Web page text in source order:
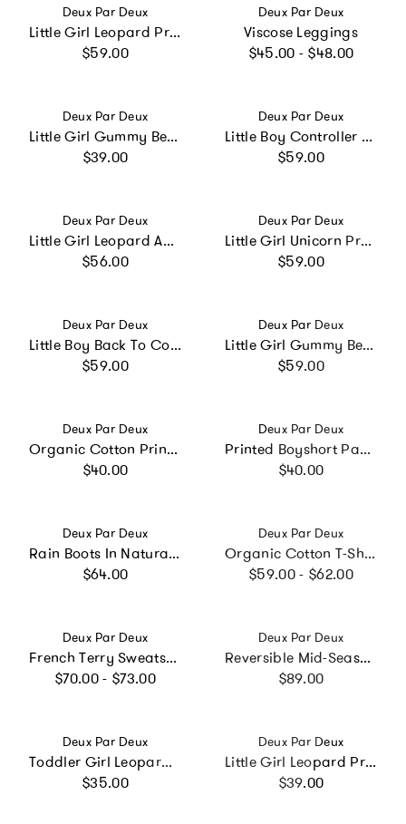
Vendor:
Deux Par Deux
Little Girl Leopard Practical Spacious Durable Backpack
Regular price
$59.00
Vendor:
Deux Par Deux
Viscose Leggings
Regular price
$45.00 - $48.00
Vendor:
Deux Par Deux
Little Girl Gummy Bears Whimsical Durable Everyday Lunch Box
Regular price
$39.00
Vendor:
Deux Par Deux
Little Boy Controller Durable Spacious Functional Backpack
Regular price
$59.00
Vendor:
Deux Par Deux
Little Girl Leopard Adorable Compact Functional Spacious Backpack
Regular price
$56.00
Vendor:
Deux Par Deux
Little Girl Unicorn Practical Multi-Compartment Backpack
Regular price
$59.00
Vendor:
Deux Par Deux
Little Boy Back To Cool Lightweight Spacious Backpack
Regular price
$59.00
Vendor:
Deux Par Deux
Little Girl Gummy Bears Practical Spacious Durable Backpack
Regular price
$59.00
Vendor:
Deux Par Deux
Organic Cotton Printed Boxers Pack Of 3
Regular price
$40.00
Vendor:
Deux Par Deux
Printed Boyshort Panties (Pack Of 3) In Organic Cotton
Regular price
$40.00
Vendor:
Deux Par Deux
Rain Boots In Natural Rubber Black Glitter
Regular price
$64.00
Vendor:
Deux Par Deux
Organic Cotton T-Shirt And Short Set
Regular price
$59.00 - $62.00
Vendor:
Deux Par Deux
French Terry Sweatshirt
Regular price
$70.00 - $73.00
Vendor:
Deux Par Deux
Reversible Mid-Season Jacket Pale Dusty Pink
Regular price
$89.00
Vendor:
Deux Par Deux
Toddler Girl Leopard Functional School Apron
Regular price
$35.00
Vendor:
Deux Par Deux
Little Girl Leopard Practical Large Capacity Lunch Box
Regular price
$39.00